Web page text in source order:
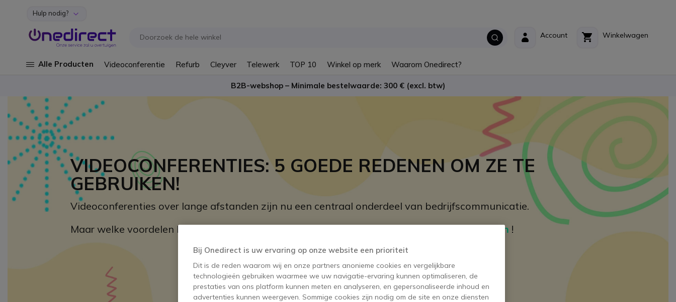
Ga naar de inhoud
Hulp nodig?
Winkelwagen
Account
Alle Producten Videoconferentie Refurb Cleyver Telewerk TOP 10 Winkel op merk Waarom Onedirect?
B2B-webshop – Minimale bestelwaarde: 300 € (excl. btw)
VIDEOCONFERENTIES: 5 GOEDE REDENEN OM ZE TE
GEBRUIKEN!
Videoconferenties over lange afstanden zijn nu een centraal onderdeel van bedrijfscommunicatie.
Maar welke voordelen biedt deze dienst? Hieronder bespreken wede 5 belangrijkste redenen !
Symbool
Bij Onedirect is uw ervaring op onze website een prioriteit
Dit is de reden waarom wij en onze partners anonieme cookies en vergelijkbare
technologieën gebruiken waarmee we uw navigatie-ervaring kunnen optimaliseren, de
prestaties van ons platform kunnen meten en analyseren, en gepersonaliseerde inhoud en
advertenties kunnen weergeven. Sommige cookies zijn nodig om de site en onze diensten